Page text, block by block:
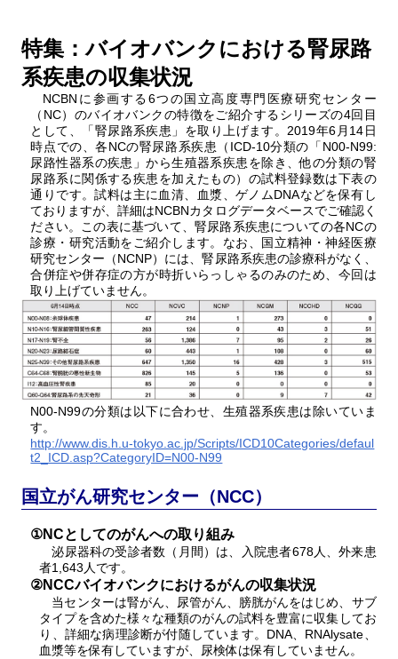
特集：バイオバンクにおける腎尿路
系疾患の収集状況
NCBNに参画する6つの国立高度専門医療研究センター
（NC）のバイオバンクの特徴をご紹介するシリーズの4回目
として、「腎尿路系疾患」を取り上げます。2019年6月14日
時点での、各NCの腎尿路系疾患（ICD-10分類の「N00-N99:
尿路性器系の疾患」から生殖器系疾患を除き、他の分類の腎
尿路系に関係する疾患を加えたもの）の試料登録数は下表の
通りです。試料は主に血清、血漿、ゲノムDNAなどを保有し
ておりますが、詳細はNCBNカタログデータベースでご確認く
ださい。この表に基づいて、腎尿路系疾患についての各NCの
診療・研究活動をご紹介します。なお、国立精神・神経医療
研究センター（NCNP）には、腎尿路系疾患の診療科がなく、
合併症や併存症の方が時折いらっしゃるのみのため、今回は
取り上げていません。
N00-N99の分類は以下に合わせ、生殖器系疾患は除いていま
す。
http://www.dis.h.u-tokyo.ac.jp/Scripts/ICD10Categories/defaul
t2_ICD.asp?CategoryID=N00-N99
国立がん研究センター（NCC）
①NCとしてのがんへの取り組み
泌尿器科の受診者数（月間）は、入院患者678人、外来患
者1,643人です。
②NCCバイオバンクにおけるがんの収集状況
当センターは腎がん、尿管がん、膀胱がんをはじめ、サブ
タイプを含めた様々な種類のがんの試料を豊富に収集してお
り、詳細な病理診断が付随しています。DNA、RNAlysate、
血漿等を保有していますが、尿検体は保有していません。